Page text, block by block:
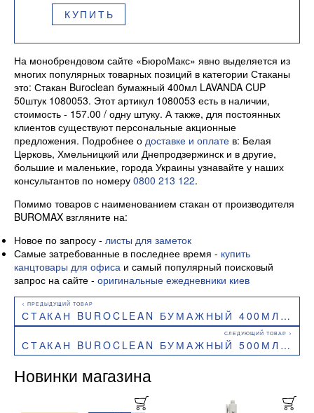
КУПИТЬ
На монобрендовом сайте «БюроМакс» явно выделяется из
многих популярных товарных позиций в категории Стаканы
это: Стакан Buroclean бумажный 400мл LAVANDA CUP
50штук 1080053. Этот артикул 1080053 есть в наличии,
стоимость - 157.00 / одну штуку. А также, для постоянных
клиентов существуют персональные акционные
предложения. Подробнее о доставке и оплате в: Белая
Церковь, Хмельницкий или Днепродзержинск и в другие,
большие и маленькие, города Украины узнавайте у наших
консультантов по номеру 0800 213 122.
Помимо товаров с наименованием стакан от производителя
BUROMAX взгляните на:
Новое по запросу - листы для заметок
Самые затребованные в последнее время - купить
канцтовары для офиса и самый популярный поисковый
запрос на сайте - оригинальные ежедневники киев
СТАКАН BUROCLEAN БУМАЖНЫЙ 400МЛ JUST DRINK 50ШТУК 1080061
СТАКАН BUROCLEAN БУМАЖНЫЙ 500МЛ GRAPHITE CUP 50ШТУК 1080047
Новинки магазина